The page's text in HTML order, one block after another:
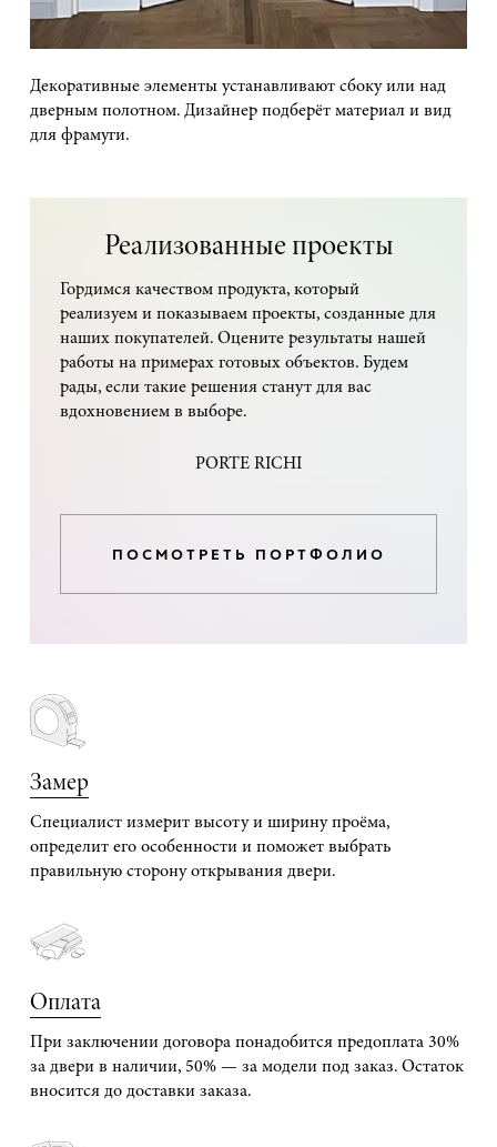
Декоративные элементы устанавливают сбоку или над
дверным полотном. Дизайнер подберёт материал и вид
для фрамуги.
Реализованные проекты
Гордимся качеством продукта, который
реализуем и показываем проекты, созданные для
наших покупателей. Оцените результаты нашей
работы на примерах готовых объектов. Будем
рады, если такие решения станут для вас
вдохновением в выборе.
PORTE RICHI
ПОСМОТРЕТЬ ПОРТФОЛИО
Замер
Специалист измерит высоту и ширину проёма,
определит его особенности и поможет выбрать
правильную сторону открывания двери.
Оплата
При заключении договора понадобится предоплата 30%
за двери в наличии, 50% — за модели под заказ. Остаток
вносится до доставки заказа.